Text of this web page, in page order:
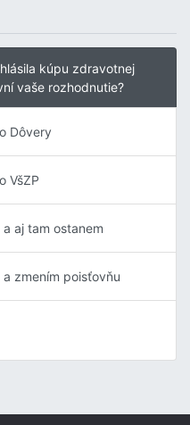
kúpu zdravotnej
vaše rozhodnutie?
Dôvery
VšZP
aj tam ostanem
a zmením poisťovňu